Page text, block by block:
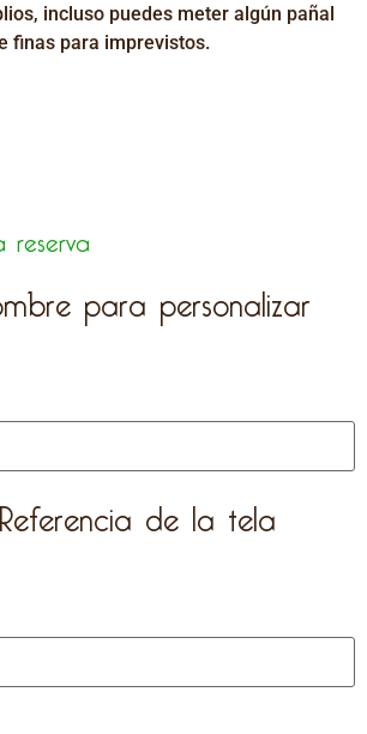
incluso puedes meter algún pañal
finas para imprevistos.
para personalizar
de la tela